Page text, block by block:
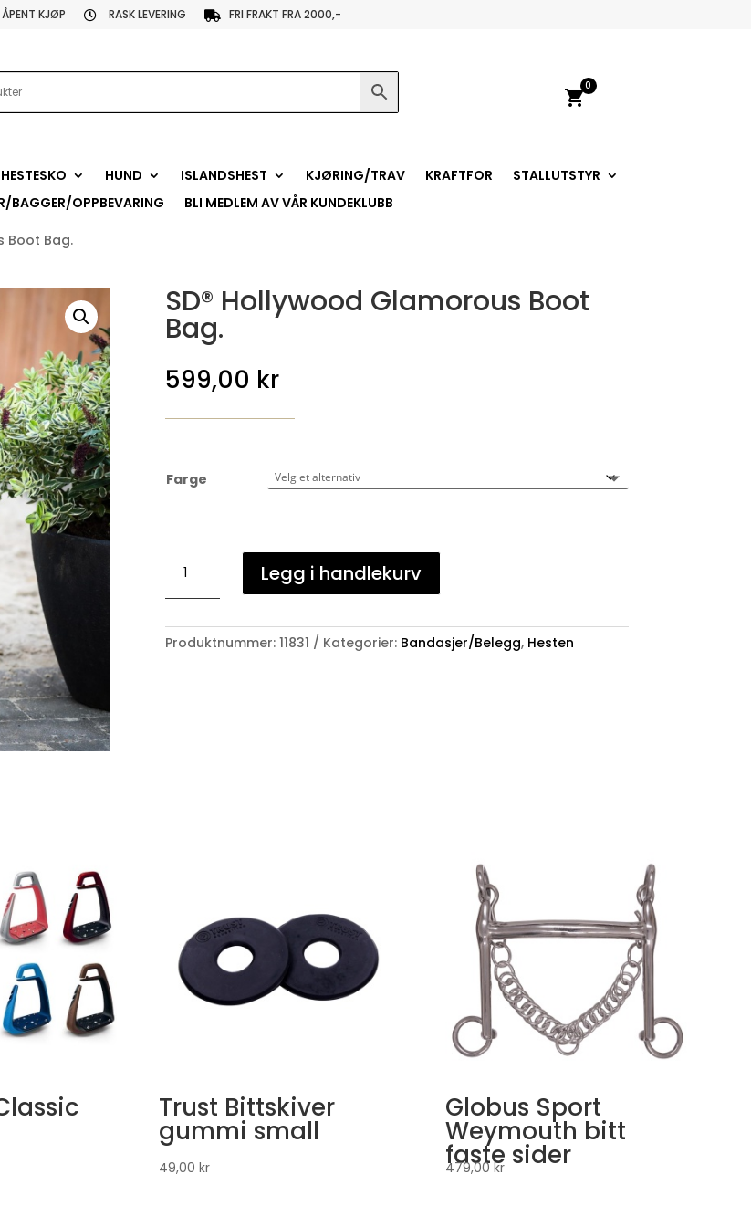
KJØP  RASK LEVERING  FRI FRAKT FRA 2000,-
shopping_cart
0
HESTESKO HUND ISLANDSHEST KJØRING/TRAV KRAFTFOR
STALLUTSTYR
BAGGER/OPPBEVARING BLI MEDLEM AV VÅR KUNDEKLUBB
Boot Bag.
SD® Hollywood Glamorous Boot
Bag.
599,00 kr
Farge
Hollywood
Glamorous
Bag.
Legg i handlekurv
Produktnummer: 11831 Kategorier: Bandasjer/Belegg, Hesten
Trust Bittskiver
gummi small
49,00 kr
Globus Sport
Weymouth bitt
faste sider
479,00 kr